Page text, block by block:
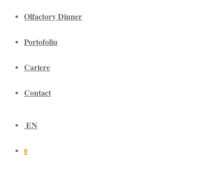
Olfactory Dinner
Portofoliu
Cariere
Contact
EN
0